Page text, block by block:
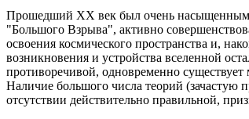
Прошедший ХХ век был очень насыщенным в
"Большого Взрыва", активно
освоения космического пространства и,
возникновения и устройства вселенной
противоречивой, одновременно
Наличие большого числа теорий (зачастую
отсутствии действительно правильной,